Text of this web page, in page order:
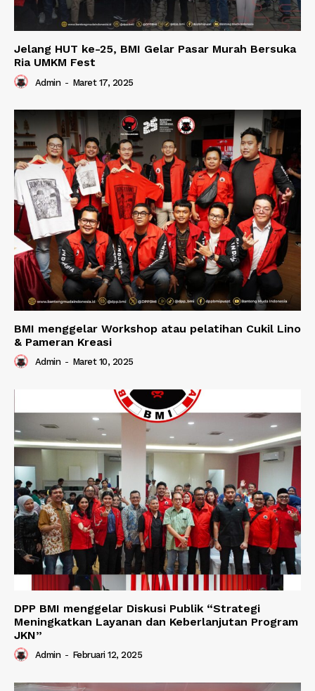
Jelang HUT ke-25, BMI Gelar Pasar Murah Bersuka
Ria UMKM Fest
Admin - Maret 17, 2025
BMI menggelar Workshop atau pelatihan Cukil Lino
& Pameran Kreasi
Admin - Maret 10, 2025
DPP BMI menggelar Diskusi Publik “Strategi
Meningkatkan Layanan dan Keberlanjutan Program
JKN”
Admin - Februari 12, 2025